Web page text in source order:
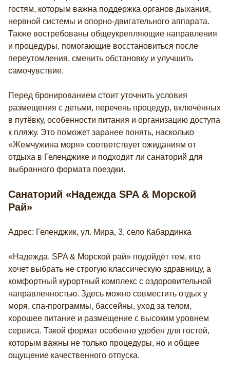
гостям, которым важна поддержка органов дыхания,
нервной системы и опорно-двигательного аппарата.
Также востребованы общеукрепляющие направления
и процедуры, помогающие восстановиться после
переутомления, сменить обстановку и улучшить
самочувствие.
Перед бронированием стоит уточнить условия
размещения с детьми, перечень процедур, включённых
в путёвку, особенности питания и организацию доступа
к пляжу. Это поможет заранее понять, насколько
«Жемчужина моря» соответствует ожиданиям от
отдыха в Геленджике и подходит ли санаторий для
выбранного формата поездки.
Санаторий «Надежда SPA & Морской
Рай»
Адрес: Геленджик, ул. Мира, 3, село Кабардинка
«Надежда. SPA & Морской рай» подойдёт тем, кто
хочет выбрать не строгую классическую здравницу, а
комфортный курортный комплекс с оздоровительной
направленностью. Здесь можно совместить отдых у
моря, спа-программы, бассейны, уход за телом,
хорошее питание и размещение с высоким уровнем
сервиса. Такой формат особенно удобен для гостей,
которым важны не только процедуры, но и общее
ощущение качественного отпуска.